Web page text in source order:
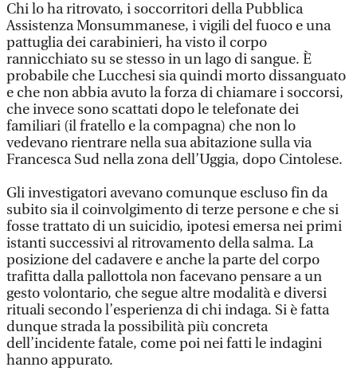
Chi lo ha ritrovato, i soccorritori della Pubblica
Assistenza Monsummanese, i vigili del fuoco e una
pattuglia dei carabinieri, ha visto il corpo
rannicchiato su se stesso in un lago di sangue. È
probabile che Lucchesi sia quindi morto dissanguato
e che non abbia avuto la forza di chiamare i soccorsi,
che invece sono scattati dopo le telefonate dei
familiari (il fratello e la compagna) che non lo
vedevano rientrare nella sua abitazione sulla via
Francesca Sud nella zona dell’Uggia, dopo Cintolese.
Gli investigatori avevano comunque escluso fin da
subito sia il coinvolgimento di terze persone e che si
fosse trattato di un suicidio, ipotesi emersa nei primi
istanti successivi al ritrovamento della salma. La
posizione del cadavere e anche la parte del corpo
trafitta dalla pallottola non facevano pensare a un
gesto volontario, che segue altre modalità e diversi
rituali secondo l’esperienza di chi indaga. Si è fatta
dunque strada la possibilità più concreta
dell’incidente fatale, come poi nei fatti le indagini
hanno appurato.